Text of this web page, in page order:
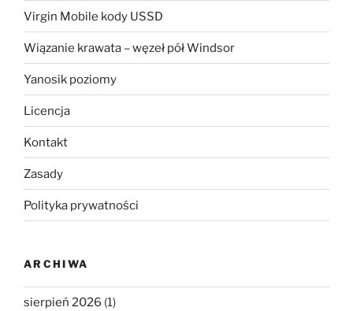
Virgin Mobile kody USSD
Wiązanie krawata – węzeł pół Windsor
Yanosik poziomy
Licencja
Kontakt
Zasady
Polityka prywatności
ARCHIWA
sierpień 2026 (1)